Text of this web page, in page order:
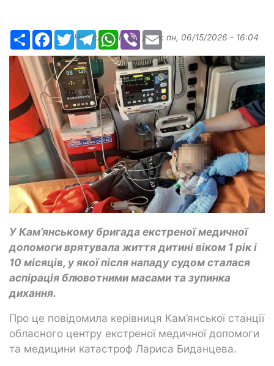
РесурсFacebook
TwitterTelegramWhatsApp
ViberEmail
Надіслав:ilona, дата: пн, 06/15/2026 - 16:04
У Кам’янському бригада екстреної медичної
допомоги врятувала життя дитині віком 1 рік і
10 місяців, у якої після нападу судом сталася
аспірація блювотними масами та зупинка
дихання.
Про це повідомила керівниця Кам’янської станції
обласного центру екстреної медичної допомоги
та медицини катастроф Лариса Биданцева.